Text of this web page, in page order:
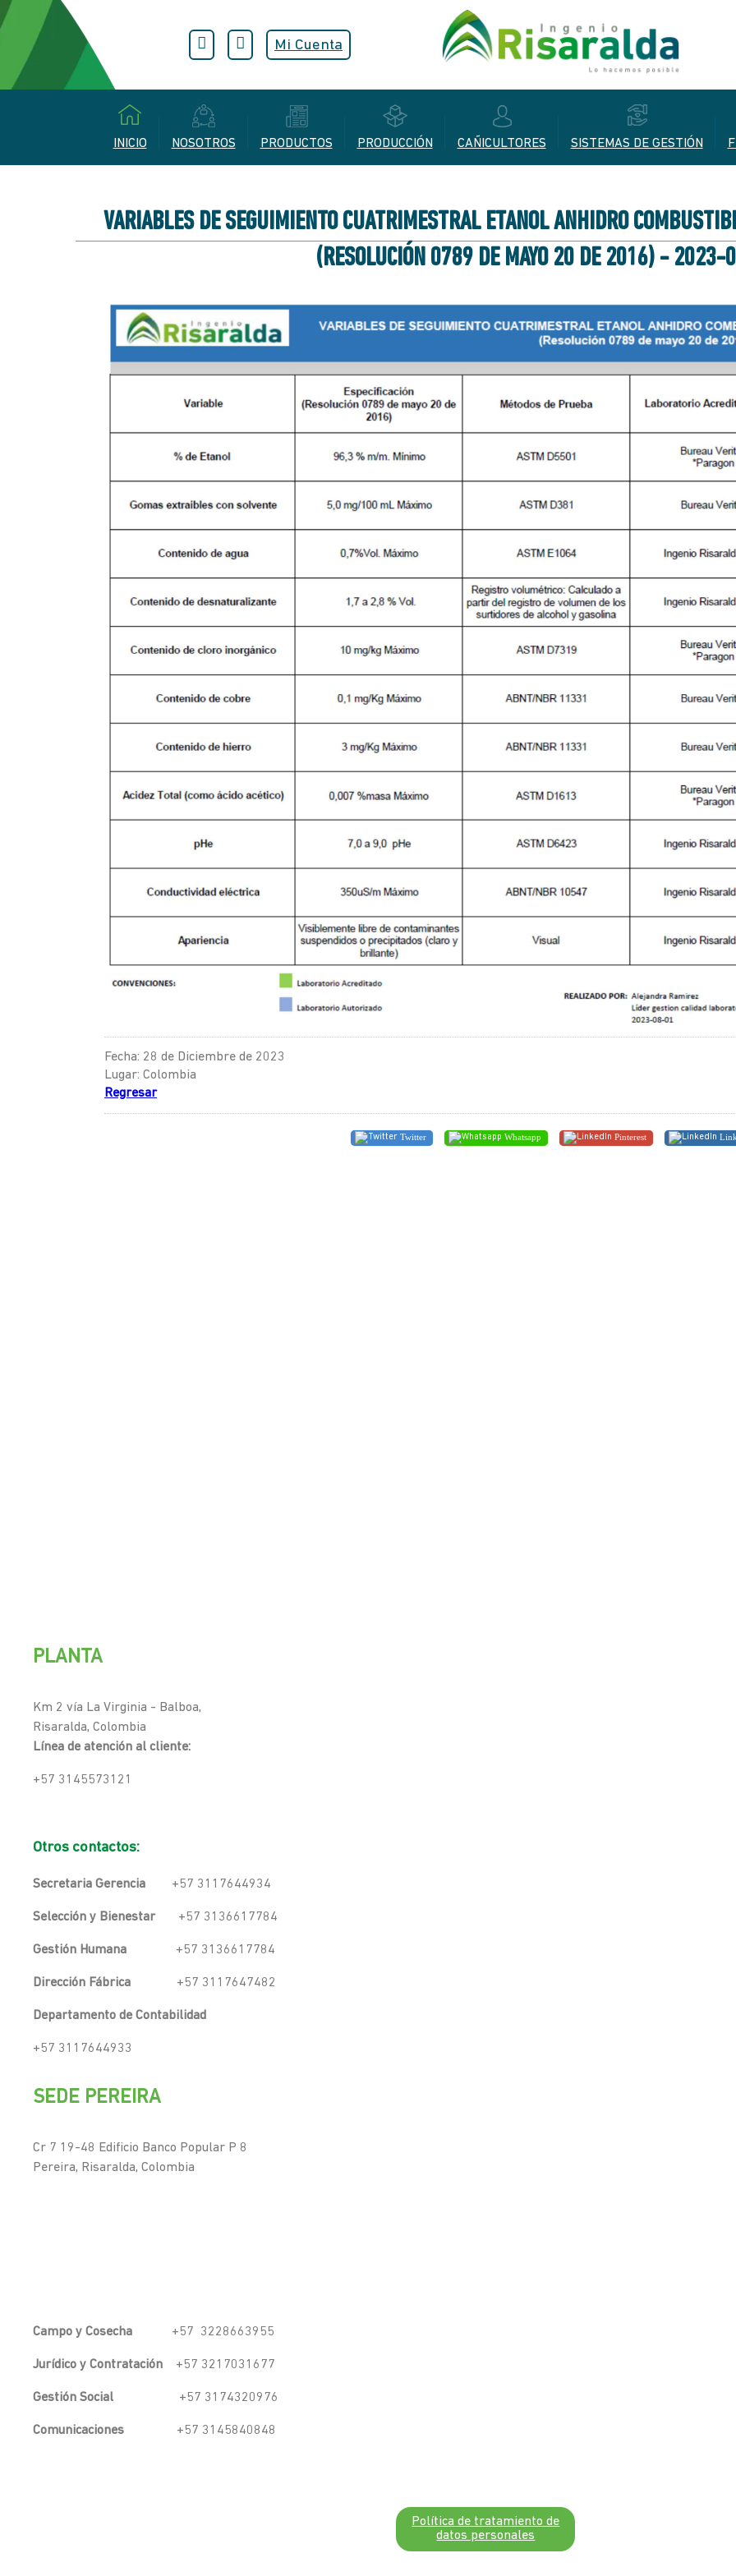
Mi Cuenta
INICIO NOSOTROS PRODUCTOS PRODUCCIÓN CAÑICULTORES SISTEMAS DE GESTIÓN
VARIABLES DE SEGUIMIENTO CUATRIMESTRAL ETANOL ANHIDRO
(RESOLUCIÓN 0789 DE MAYO 20 DE 2016) -
Fecha: 28 de Diciembre de 2023
Lugar: Colombia
Regresar
Twitter Whatsapp Pinterest
PLANTA
Km 2 vía La Virginia - Balboa,
Risaralda, Colombia
Línea de atención al cliente:
+57 3145573121
Otros contactos:
Secretaria Gerencia +57 3117644934
Selección y Bienestar+57 3136617784
Gestión Humana +57 3136617784
Dirección Fábrica +57 3117647482
Departamento de Contabilidad
+57 3117644933
SEDE PEREIRA
Cr 7 19-48 Edificio Banco Popular P 8
Pereira, Risaralda, Colombia
Campo y Cosecha +57 3228663955
Jurídico y Contratación +57 3217031677
Gestión Social +57 3174320976
Comunicaciones +57 3145840848
Política de tratamiento de
datos personales